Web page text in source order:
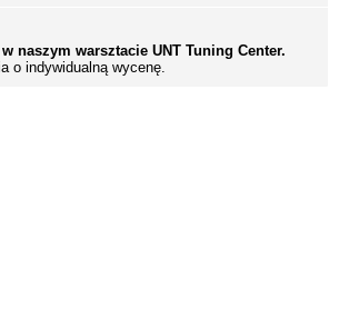
naszym warsztacie UNT Tuning Center.
o indywidualną wycenę.